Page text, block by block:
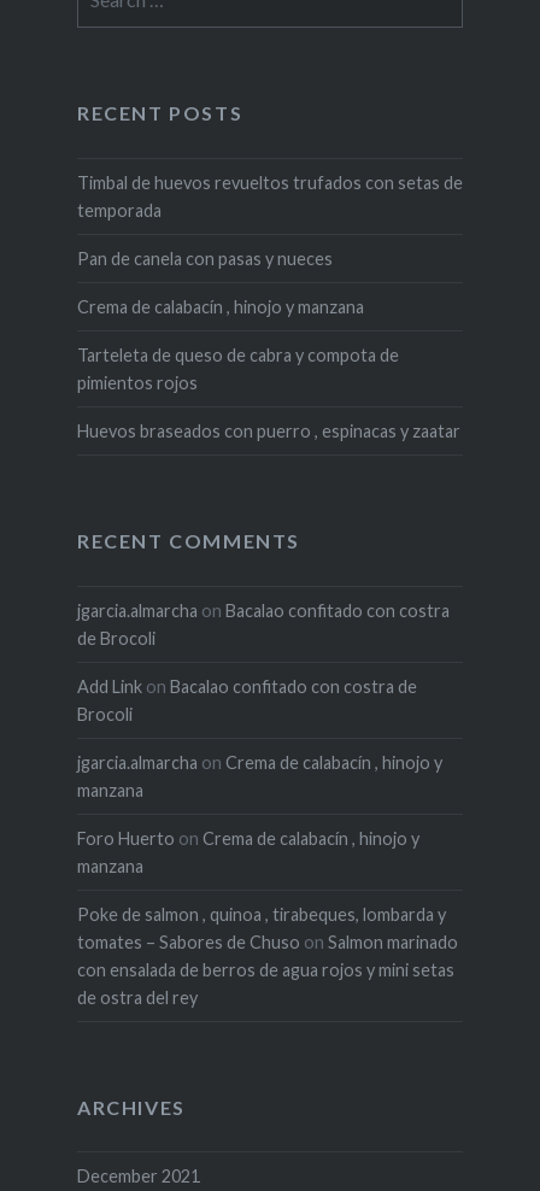
for:
RECENT POSTS
Timbal de huevos revueltos trufados con setas de
temporada
Pan de canela con pasas y nueces
Crema de calabacín , hinojo y manzana
Tarteleta de queso de cabra y compota de
pimientos rojos
Huevos braseados con puerro , espinacas y zaatar
RECENT COMMENTS
jgarcia.almarcha on Bacalao confitado con costra
de Brocoli
Add Linkon Bacalao confitado con costra de
Brocoli
jgarcia.almarcha on Crema de calabacín , hinojo y
manzana
Foro Huerto on Crema de calabacín , hinojo y
manzana
Poke de salmon , quinoa , tirabeques, lombarda y
tomates – Sabores de Chuso on Salmon marinado
con ensalada de berros de agua rojos y mini setas
de ostra del rey
ARCHIVES
December 2021